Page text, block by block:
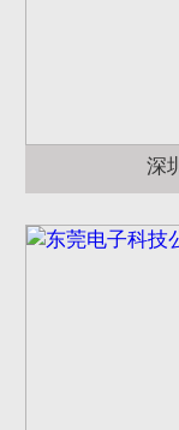
深